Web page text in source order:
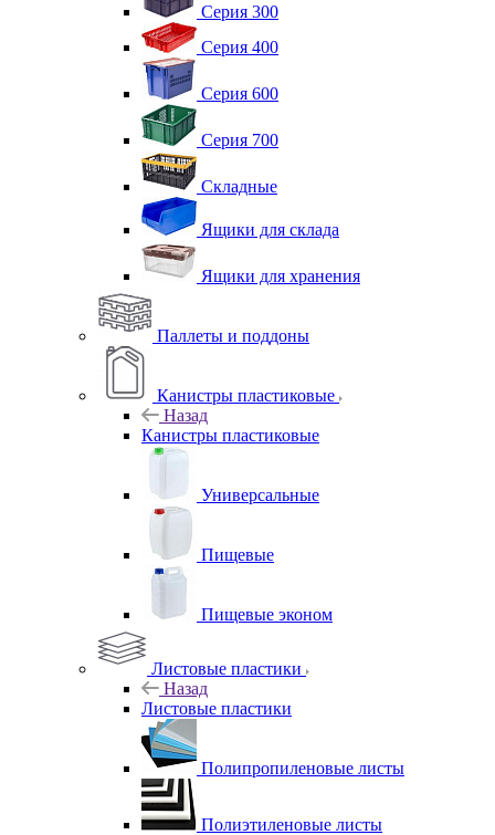
Серия 300
Серия 400
Серия 600
Серия 700
Складные
Ящики для склада
Ящики для хранения
Паллеты и поддоны
Канистры пластиковые
Назад
Канистры пластиковые
Универсальные
Пищевые
Пищевые эконом
Листовые пластики
Назад
Листовые пластики
Полипропиленовые листы
Полиэтиленовые листы